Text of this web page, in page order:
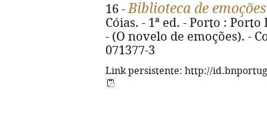
16 -Biblioteca de emoções
Cóias. - 1ª ed. - Porto :
- (O novelo de emoções). -
071377-3
Link persistente: http://